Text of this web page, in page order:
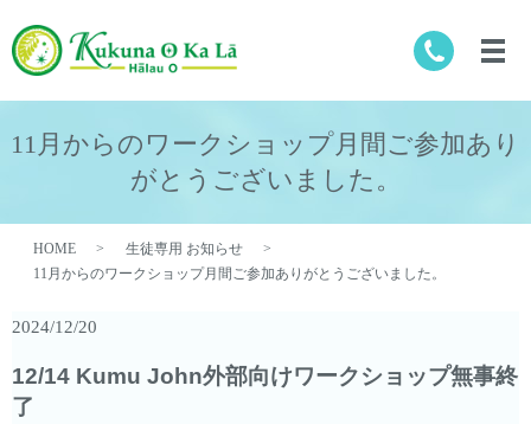
11月からのワークショップ月間ご参加あり
がとうございました。
HOME
生徒専用 お知らせ
11月からのワークショップ月間ご参加ありがとうございました。
2024/12/20
12/14 Kumu John外部向けワークショップ無事終
了